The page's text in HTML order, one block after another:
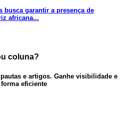
busca garantir a presença de
africana...
coluna?
e artigos. Ganhe visibilidade e
eficiente